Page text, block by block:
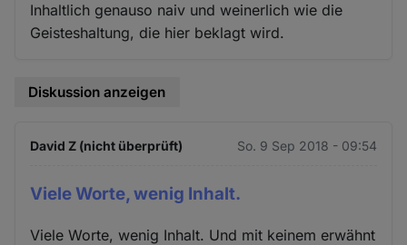
Inhaltlich genauso naiv und weinerlich wie die
Geisteshaltung, die hier beklagt wird.
Diskussion anzeigen
David Z (nicht überprüft) So. 9 Sep 2018 - 09:54
Viele Worte, wenig Inhalt.
Viele Worte, wenig Inhalt. Und mit keinem erwähnt